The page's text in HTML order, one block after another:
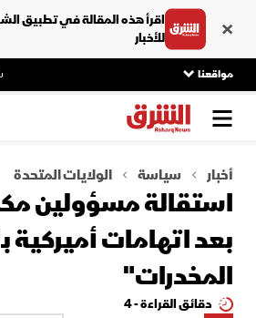
اقرأ هذه المقالة في تطبيق
للأخبار
مواقعنا
أخبار سياسة الولايات المتحدة
استقالة مسؤولين
بعد اتهامات أميركية
المخدرات"
دقائق القراءة - 4